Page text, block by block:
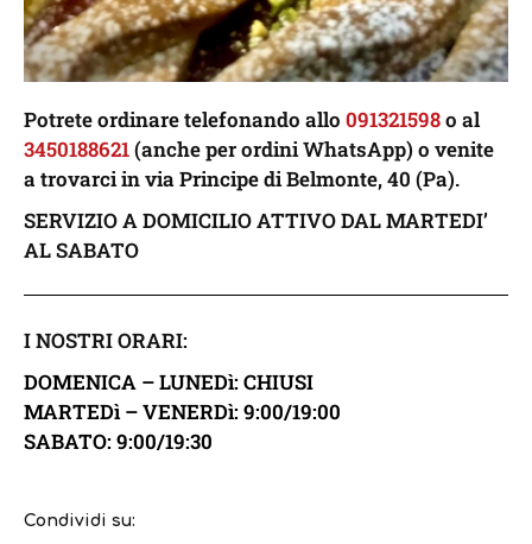
Potrete ordinare telefonando allo 091321598o al
3450188621(anche per ordini WhatsApp) o venite
a trovarci in via Principe di Belmonte, 40 (Pa).
SERVIZIO A DOMICILIO ATTIVO DAL MARTEDI’
AL SABATO
I NOSTRI ORARI:
DOMENICA – LUNEDì: CHIUSI
MARTEDì – VENERDì: 9:00/19:00
SABATO: 9:00/19:30
Condividi su: